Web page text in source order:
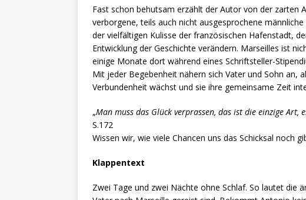
Fast schon behutsam erzählt der Autor von der zarten
verborgene, teils auch nicht ausgesprochene
der vielfältigen Kulisse der französischen Hafenstadt,
Entwicklung der Geschichte verändern. Marseilles ist
einige Monate dort während eines Schriftsteller-
Mit jeder Begebenheit nähern sich Vater und Sohn an,
Verbundenheit wächst und sie ihre gemeinsame Zeit
„Man muss das Glück verprassen, das ist die einzige Art,
S.172
Wissen wir, wie viele Chancen uns das Schicksal noch
Klappentext
Zwei Tage und zwei Nächte ohne Schlaf. So lautet die